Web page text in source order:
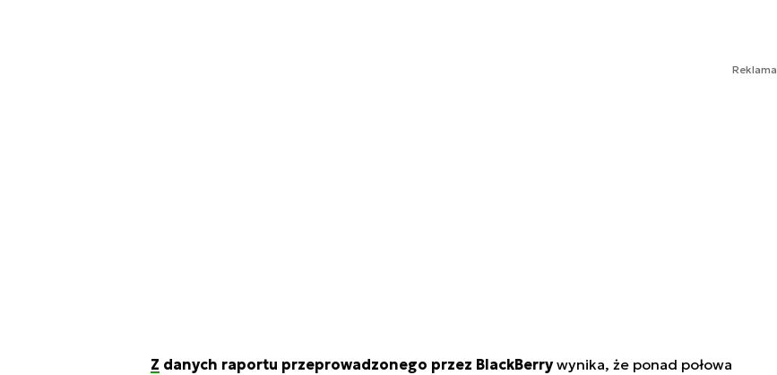
Reklama
Z danych raportu przeprowadzonego przez BlackBerrywynika, że ponad połowa